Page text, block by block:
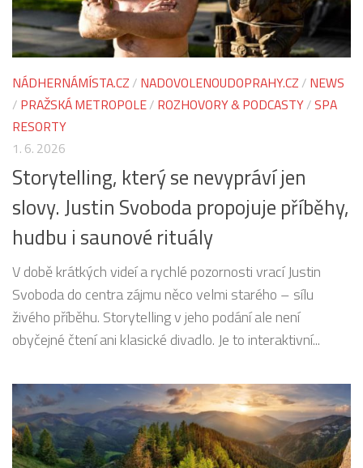
NÁDHERNÁMÍSTA.CZ / NADOVOLENOUDOPRAHY.CZ / NEWS
/ PRAŽSKÁ METROPOLE/ ROZHOVORY & PODCASTY/SPA
RESORTY
1. 6. 2026
Storytelling, který se nevypráví jen
slovy. Justin Svoboda propojuje příběhy,
hudbu i saunové rituály
V době krátkých videí a rychlé pozornosti vrací Justin
Svoboda do centra zájmu něco velmi starého – sílu
živého příběhu. Storytelling v jeho podání ale není
obyčejné čtení ani klasické divadlo. Je to interaktivní...